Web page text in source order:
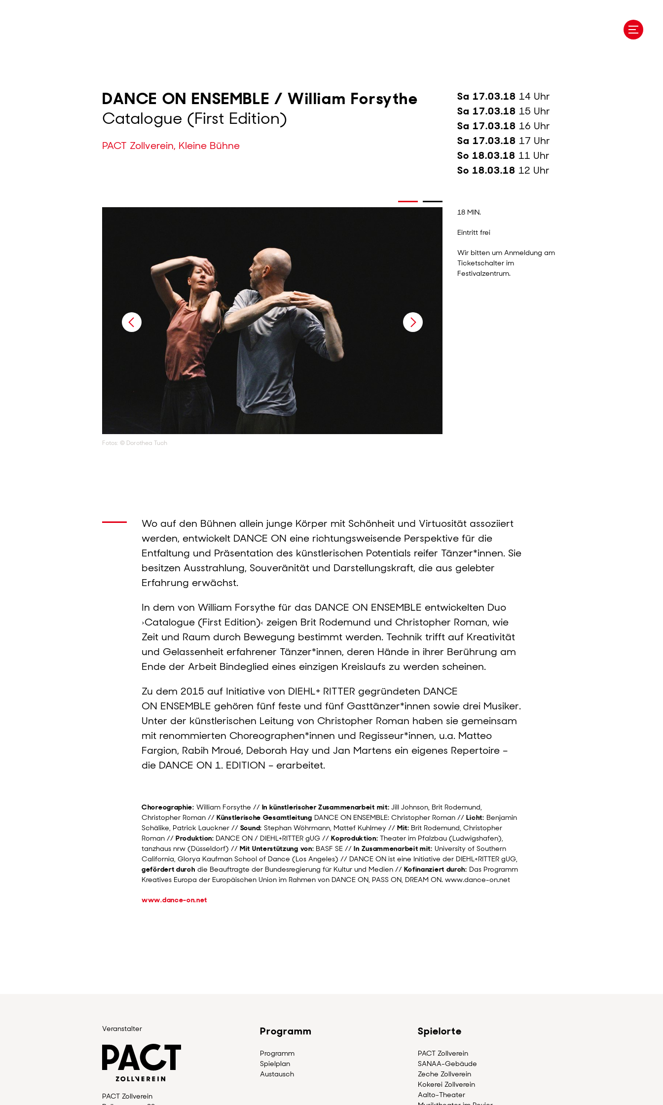
DANCE ON ENSEMBLE / William Forsythe
Catalogue (First Edition)
PACT Zollverein, Kleine Bühne
Sa 17.03.18 14 Uhr
Sa 17.03.18 15 Uhr
Sa 17.03.18 16 Uhr
Sa 17.03.18 17 Uhr
So 18.03.18 11 Uhr
So 18.03.18 12 Uhr
Fotos: © Dorothea Tuch
18 MIN.
Eintritt frei
Wir bitten um Anmeldung am
Ticketschalter im
Festivalzentrum.
Wo auf den Bühnen allein junge Körper mit Schönheit und Virtuosität assoziiert
werden, entwickelt DANCE ON eine richtungsweisende Perspektive für die
Entfaltung und Präsentation des künstlerischen Potentials reifer Tänzer*innen. Sie
besitzen Ausstrahlung, Souveränität und Darstellungskraft, die aus gelebter
Erfahrung erwächst.
In dem von William Forsythe für das DANCE ON ENSEMBLE entwickelten Duo
›Catalogue (First Edition)‹ zeigen Brit Rodemund und Christopher Roman, wie
Zeit und Raum durch Bewegung bestimmt werden. Technik trifft auf Kreativität
und Gelassenheit erfahrener Tänzer*innen, deren Hände in ihrer Berührung am
Ende der Arbeit Bindeglied eines einzigen Kreislaufs zu werden scheinen.
Zu dem 2015 auf Initiative von DIEHL+ RITTER gegründeten DANCE
ON ENSEMBLE gehören fünf feste und fünf Gasttänzer*innen sowie drei Musiker.
Unter der künstlerischen Leitung von Christopher Roman haben sie gemeinsam
mit renommierten Choreographen*innen und Regisseur*innen, u.a. Matteo
Fargion, Rabih Mroué, Deborah Hay und Jan Martens ein eigenes Repertoire –
die DANCE ON 1. EDITION – erarbeitet.
Choreographie: William Forsythe // In künstlerischer Zusammenarbeit mit: Jill Johnson, Brit Rodemund,
Christopher Roman // Künstlerische Gesamtleitung DANCE ON ENSEMBLE: Christopher Roman // Licht: Benjamin
Schälike, Patrick Lauckner // Sound: Stephan Wöhrmann, Mattef Kuhlmey // Mit: Brit Rodemund, Christopher
Roman // Produktion: DANCE ON / DIEHL+RITTER gUG //Koproduktion:Theater im Pfalzbau (Ludwigshafen),
tanzhaus nrw (Düsseldorf) // Mit Unterstützung von: BASF SE //In Zusammenarbeit mit: University of Southern
California, Glorya Kaufman School of Dance (Los Angeles) // DANCE ON ist eine Initiative der DIEHL+RITTER gUG,
gefördert durch die Beauftragte der Bundesregierung für Kultur und Medien // Kofinanziert durch: Das Programm
Kreatives Europa der Europäischen Union im Rahmen von DANCE ON, PASS ON, DREAM ON. www.dance-on.net
www.dance-on.net
Veranstalter
PACT Zollverein
Programm
Programm
Spielplan
Austausch
Spielorte
PACT Zollverein
SANAA-Gebäude
Zeche Zollverein
Kokerei Zollverein
Aalto-Theater